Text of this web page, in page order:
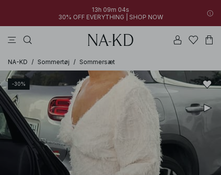
13h 09m 04s
30% OFF EVERYTHING | SHOP NOW
NA-KD / Sommertøj / Sommersæt
-30%